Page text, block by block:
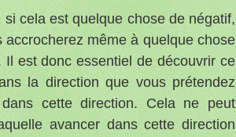
cela est quelque chose de négatif,
même à quelque chose
est donc essentiel de découvrir ce
la direction que vous prétendez
cette direction. Cela ne peut
avancer dans cette direction